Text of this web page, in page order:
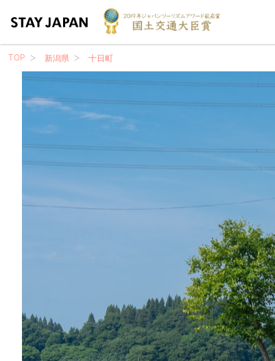
TOP 新潟県 十日町